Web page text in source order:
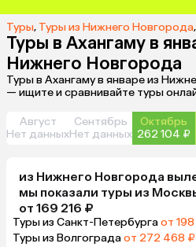
Туры, Туры из Нижнего Новгорода,
Туры в Ахангаму в
Нижнего Новгорода
Туры в Ахангаму в январе из
— ищите и сравнивайте туры
Август
Нет данных
Сентябрь
Нет данных
Октябрь
262 104 ₽
из Нижнего Новгорода
мы показали туры из
от 169 216 ₽
Туры из Санкт-Петербургаот
Туры из Волгоградаот 272 468 ₽